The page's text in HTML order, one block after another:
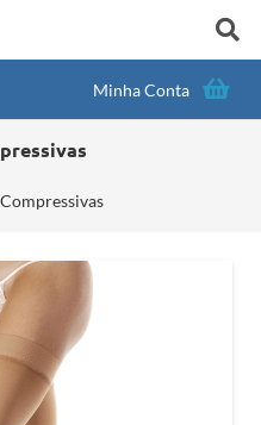
Minha Conta